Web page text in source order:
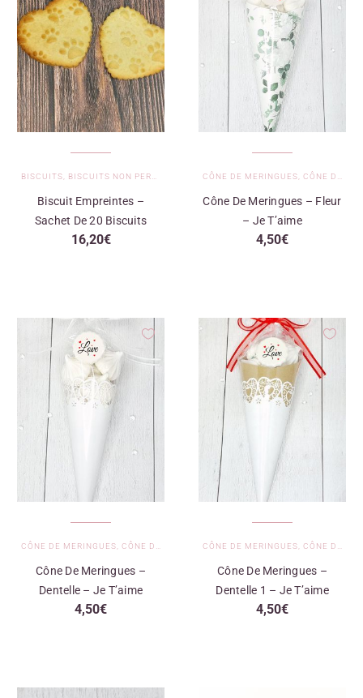
BISCUITS BISCUITS NON PERSONNALISÉS
Biscuit Empreintes –
Sachet De 20 Biscuits
16,20€
CÔNE DE MERINGUES CÔNE DE MERINGUES - JE T'AIME
Cône De Meringues – Fleur
– Je T’aime
4,50€
CÔNE DE MERINGUES CÔNE DE MERINGUES - JE T'AIME
Cône De Meringues –
Dentelle – Je T’aime
4,50€
CÔNE DE MERINGUES CÔNE DE MERINGUES - JE T'AIME
Cône De Meringues –
Dentelle 1 – Je T’aime
4,50€